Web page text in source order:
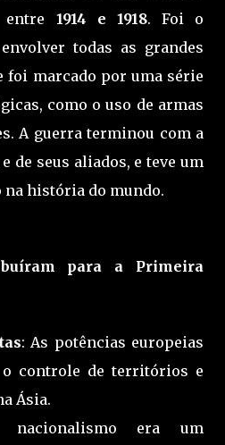
entre 1914 e 1918. Foi o
todas as grandes
foi marcado por uma série
como o uso de armas
A guerra terminou com a
de seus aliados, e teve um
história do mundo.
para a Primeira
: As potências europeias
o controle de territórios e
Ásia.
era um